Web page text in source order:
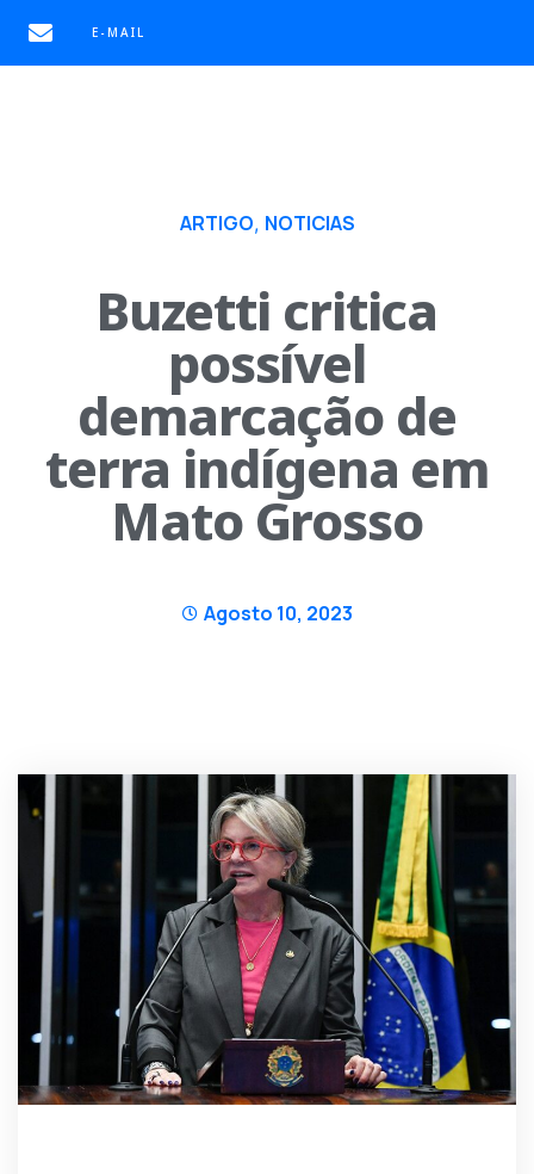
E-MAIL
ARTIGO, NOTICIAS
Buzetti critica
possível
demarcação de
terra indígena em
Mato Grosso
Agosto 10, 2023